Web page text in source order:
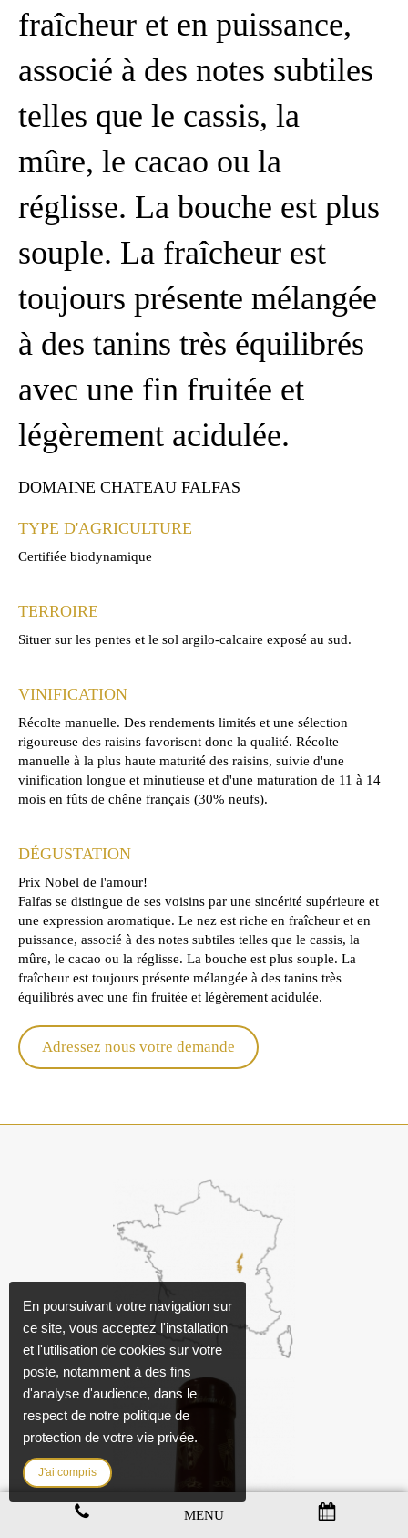
MENU
fraîcheur et en puissance,
associé à des notes subtiles
telles que le cassis, la
mûre, le cacao ou la
réglisse. La bouche est plus
souple. La fraîcheur est
toujours présente mélangée
à des tanins très équilibrés
avec une fin fruitée et
légèrement acidulée.
DOMAINE CHATEAU FALFAS
TYPE D'AGRICULTURE
Certifiée biodynamique
TERROIRE
Situer sur les pentes et le sol argilo-calcaire exposé au sud.
VINIFICATION
Récolte manuelle. Des rendements limités et une sélection
rigoureuse des raisins favorisent donc la qualité. Récolte
manuelle à la plus haute maturité des raisins, suivie d'une
vinification longue et minutieuse et d'une maturation de 11 à 14
mois en fûts de chêne français (30% neufs).
DÉGUSTATION
Prix Nobel de l'amour!
Falfas se distingue de ses voisins par une sincérité supérieure et
une expression aromatique. Le nez est riche en fraîcheur et en
puissance, associé à des notes subtiles telles que le cassis, la
mûre, le cacao ou la réglisse. La bouche est plus souple. La
fraîcheur est toujours présente mélangée à des tanins très
équilibrés avec une fin fruitée et légèrement acidulée.
Adressez nous votre demande
En poursuivant votre navigation sur
ce site, vous acceptez l'installation
et l'utilisation de cookies sur votre
poste, notamment à des fins
d'analyse d'audience, dans le
respect de notre politique de
protection de votre vie privée.
J'ai compris